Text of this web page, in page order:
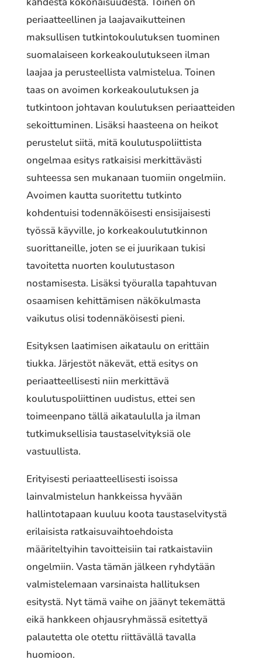
periaatteellinen ja laajavaikutteinen
maksullisen tutkintokoulutuksen tuominen
suomalaiseen korkeakoulutukseen ilman
laajaa ja perusteellista valmistelua. Toinen
taas on avoimen korkeakoulutuksen ja
tutkintoon johtavan koulutuksen periaatteiden
sekoittuminen. Lisäksi haasteena on heikot
perustelut siitä, mitä koulutuspoliittista
ongelmaa esitys ratkaisisi merkittävästi
suhteessa sen mukanaan tuomiin ongelmiin.
Avoimen kautta suoritettu tutkinto
kohdentuisi todennäköisesti ensisijaisesti
työssä käyville, jo korkeakoulututkinnon
suorittaneille, joten se ei juurikaan tukisi
tavoitetta nuorten koulutustason
nostamisesta. Lisäksi työuralla tapahtuvan
osaamisen kehittämisen näkökulmasta
vaikutus olisi todennäköisesti pieni.
Esityksen laatimisen aikataulu on erittäin
tiukka. Järjestöt näkevät, että esitys on
periaatteellisesti niin merkittävä
koulutuspoliittinen uudistus, ettei sen
toimeenpano tällä aikataululla ja ilman
tutkimuksellisia taustaselvityksiä ole
vastuullista.
Erityisesti periaatteellisesti isoissa
lainvalmistelun hankkeissa hyvään
hallintotapaan kuuluu koota taustaselvitystä
erilaisista ratkaisuvaihtoehdoista
määriteltyihin tavoitteisiin tai ratkaistaviin
ongelmiin. Vasta tämän jälkeen ryhdytään
valmistelemaan varsinaista hallituksen
esitystä. Nyt tämä vaihe on jäänyt tekemättä
eikä hankkeen ohjausryhmässä esitettyä
palautetta ole otettu riittävällä tavalla
huomioon.